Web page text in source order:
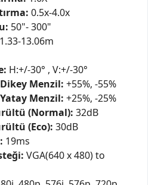
0.5x-4.0x
50"- 300"
1.33-13.06m
H:+/-30° , V:+/-30°
Menzil: +55%, -55%
Menzil: +25%, -25%
(Normal): 32dB
(Eco): 30dB
19ms
VGA(640 x 480) to